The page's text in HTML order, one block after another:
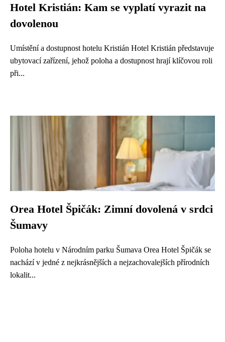
Hotel Kristián: Kam se vyplatí vyrazit na
dovolenou
Umístění a dostupnost hotelu Kristián Hotel Kristián představuje
ubytovací zařízení, jehož poloha a dostupnost hrají klíčovou roli
při...
Orea Hotel Špičák: Zimní dovolená v srdci
Šumavy
Poloha hotelu v Národním parku Šumava Orea Hotel Špičák se
nachází v jedné z nejkrásnějších a nejzachovalejších přírodních
lokalit...